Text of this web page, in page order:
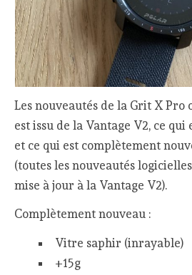
Les nouveautés de la Grit X Pro
est issu de la Vantage V2, ce qui
et ce qui est complètement
(toutes les nouveautés
mise à jour à la Vantage V2).
Complètement nouveau :
Vitre saphir (inrayable)
+15g